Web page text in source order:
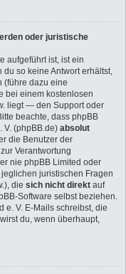
oder juristische
aufgeführt ist, ist ein
so keine Antwort erhältst,
(führe dazu eine
bei einem kostenlosen
liegt — den Support oder
beachte, dass phpBB
V. (phpBB.de) absolut
die Benutzer der
Verantwortung
nie phpBB Limited oder
juristischen Fragen
die sich nicht direkt auf
Software selbst beziehen.
e. V. E-Mails schreibst, die
du, wenn überhaupt,